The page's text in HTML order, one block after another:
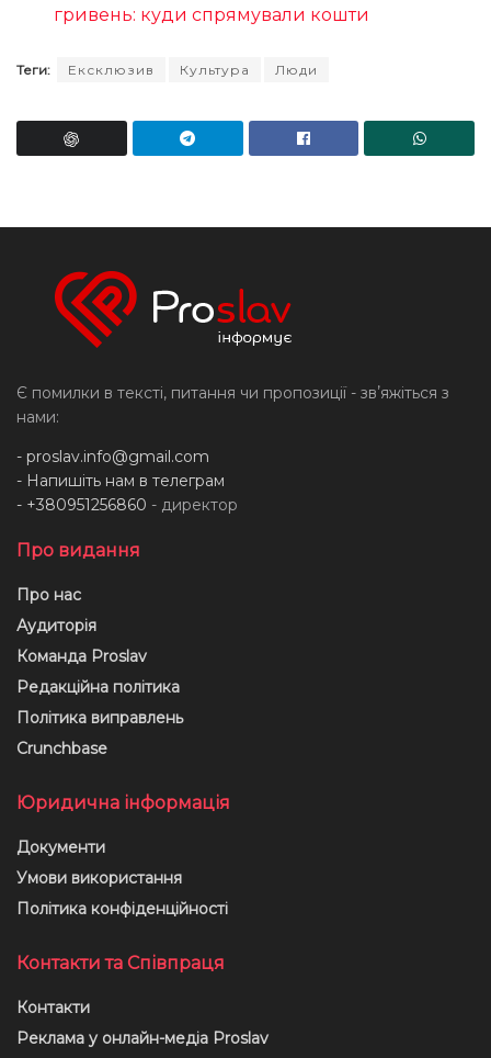
гривень: куди спрямували кошти
Теги: Ексклюзив Культура Люди
Є помилки в тексті, питання чи пропозиції - звʼяжіться з
нами:
- proslav.info@gmail.com
- Напишіть нам в телеграм
- +380951256860 - директор
Про видання
Про нас
Аудиторія
Команда Proslav
Редакційна політика
Політика виправлень
Crunchbase
Юридична інформація
Документи
Умови використання
Політика конфіденційності
Контакти та Співпраця
Контакти
Реклама у онлайн-медіа Proslav